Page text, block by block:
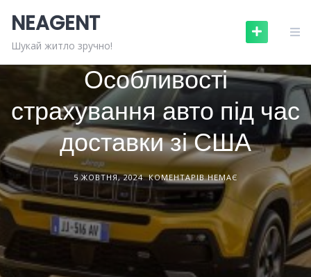
content
NEAGENT
Шукай житло зручно!ПОСЛУГИ
Особливості
страхування авто під час
доставки зі США
5 ЖОВТНЯ, 2024 КОМЕНТАРІВ НЕМАЄ